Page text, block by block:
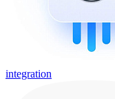
integration